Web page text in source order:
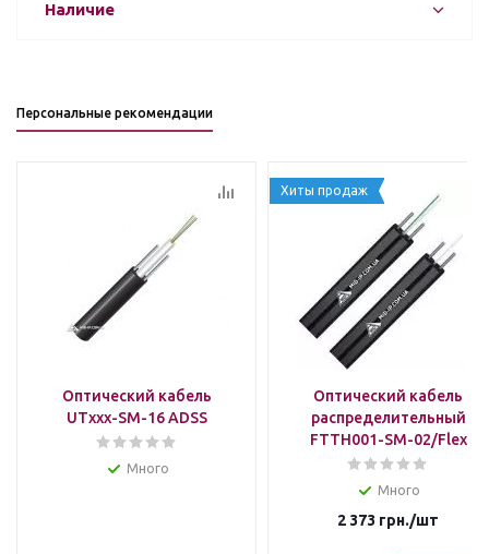
Наличие
Персональные рекомендации
Оптический кабель
UTxxx-SM-16 ADSS
Много
Хиты продаж
Оптический кабель
распределительный
FTTH001-SM-02/Flex
Много
2 373 грн./шт